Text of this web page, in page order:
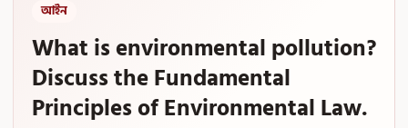
আইন
What is environmental pollution?
Discuss the Fundamental
Principles of Environmental Law.